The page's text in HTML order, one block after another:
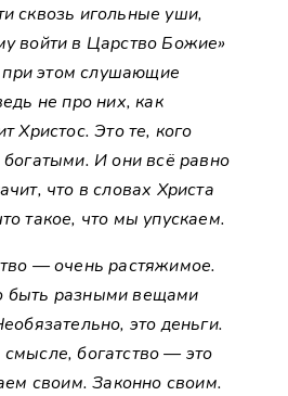
сквозь игольные уши,
войти в Царство Божие»
этом слушающие
не про них, как
Христос. Это те, кого
богатыми. И они всё равно
что в словах Христа
такое, что мы упускаем.
— очень растяжимое.
быть разными вещами
это деньги.
богатство — это
своим. Законно своим.